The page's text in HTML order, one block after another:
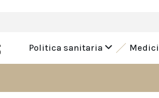
Politica sanitaria